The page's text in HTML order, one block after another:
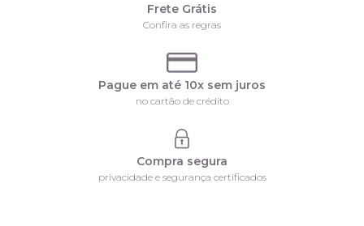
Frete Grátis
Confira as regras
Pague em até 10x sem juros
no cartão de crédito
Compra segura
privacidade e segurança certificados